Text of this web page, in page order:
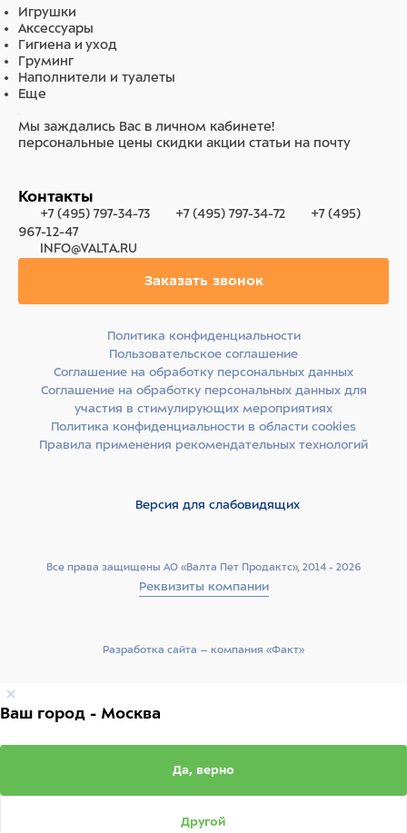
Игрушки
Аксессуары
Гигиена и уход
Груминг
Наполнители и туалеты
Еще
Мы заждались Вас в личном кабинете!
персональные цены скидки акции статьи на почту
Контакты
+7 (495) 797-34-73 +7 (495) 797-34-72
+7 (495)
967-12-47
INFO@VALTA.RU
Заказать звонок
Все права защищены АО «Валта Пет Продактс», 2014 - 2026
Реквизиты компании
Политика конфиденциальности
Пользовательское соглашение
Соглашение на обработку персональных данных
Соглашение на обработку персональных данных для
участия в стимулирующих мероприятиях
Политика конфиденциальности в области cookies
Правила применения рекомендательных технологий
Версия для слабовидящих
Разработка сайта –­ компания «Факт»
Ваш город - Москва
Да, верно
Другой